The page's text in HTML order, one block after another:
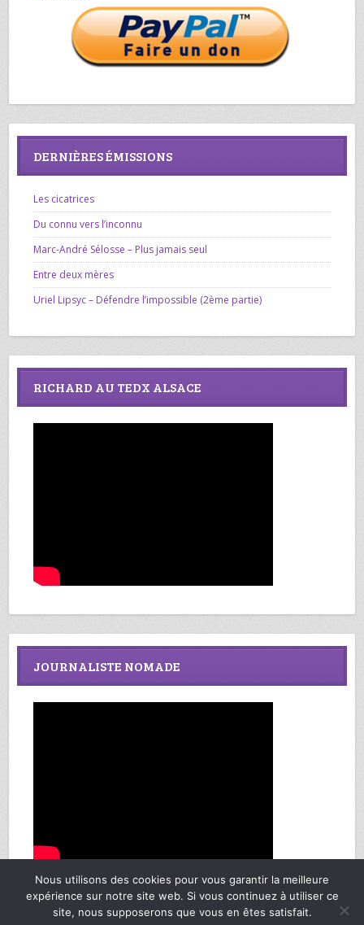
DERNIÈRES ÉMISSIONS
Les cicatrices
Du connu vers l’inconnu
Marc-André Sélosse – Plus jamais seul
Entre deux mères
Uriel Lipsyc – Défendre l’impossible (2ème partie)
RICHARD AU TEDX ALSACE
JOURNALISTE NOMADE
Nous utilisons des cookies pour vous garantir la meilleure
expérience sur notre site web. Si vous continuez à utiliser ce
site, nous supposerons que vous en êtes satisfait.